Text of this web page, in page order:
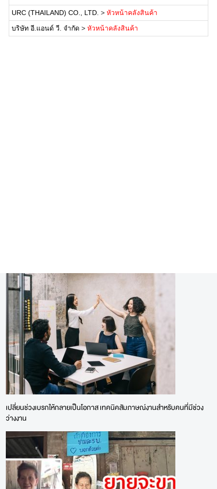
URC (THAILAND) CO., LTD. > หัวหน้าคลังสินค้า
บริษัท อี.แอนด์ วี. จำกัด > หัวหน้าคลังสินค้า
เปลี่ยนช่วงเบรกให้กลายเป็นโอกาส เทคนิคสัมภาษณ์งานสำหรับคนที่มีช่วง
ว่างงาน